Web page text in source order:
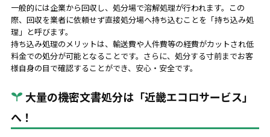
一般的には企業から回収し、処分場で溶解処理が行われます。この
際、回収を業者に依頼せず直接処分場へ持ち込むことを「持ち込み処
理」と呼びます。
持ち込み処理のメリットは、輸送費や人件費等の経費がカットされ低
料金での処分が可能となることです。さらに、処分する寸前までお客
様自身の目で確認することができ、安心・安全です。
大量の機密文書処分は「近畿エコロサービス」
へ！